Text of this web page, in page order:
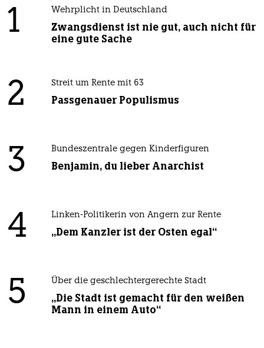
1 Wehrplicht in Deutschland
Zwangsdienst ist nie gut, auch nicht für
eine gute Sache
2 Streit um Rente mit 63
Passgenauer Populismus
3 Bundeszentrale gegen Kinderfiguren
Benjamin, du lieber Anarchist
4 Linken-Politikerin von Angern zur Rente
„Dem Kanzler ist der Osten egal“
5 Über die geschlechtergerechte Stadt
„Die Stadt ist gemacht für den weißen
Mann in einem Auto“